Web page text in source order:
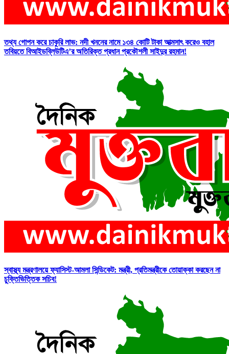
তথ্য গোপন করে চাকুরি লাভ: নদী খননের নামে ১৩৪ কোটি টাকা আত্মসাৎ করেও বহাল
তবিয়তে বিআইডব্লিউটিএ’র অতিরিক্ত প্রধান প্রকৌশলী সাইদুর রহমান!
স্বাস্থ্য মন্ত্রণালয়ে ফ্যাসিস্ট-আমলা সিন্ডিকেট: মন্ত্রী, প্রতিমন্ত্রীকে তোয়াক্কা করছেন না
চুক্তিভিত্তিক সচিব!